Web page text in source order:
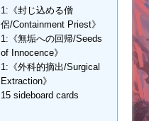
1:《封じ込める僧
侶/Containment Priest》
1:《無垢への回帰/Seeds
of Innocence》
1:《外科的摘出/Surgical
Extraction》
15 sideboard cards